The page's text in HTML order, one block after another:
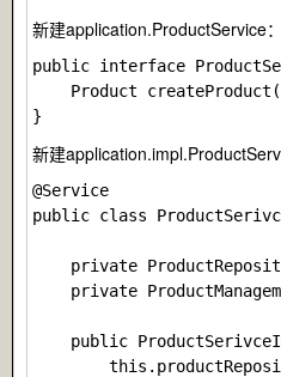
新建application.ProductService：
public interface
Product
新建
@Service
public class
private
private
public